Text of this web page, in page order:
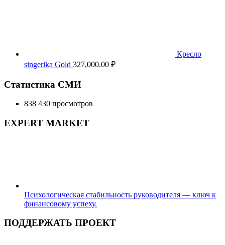
Кресло
singerika Gold 327,000.00 ₽
Статистика СМИ
838 430 просмотров
EXPERT MARKET
Психологическая стабильность руководителя — ключ к
финансовому успеху.
ПОДДЕРЖАТЬ ПРОЕКТ